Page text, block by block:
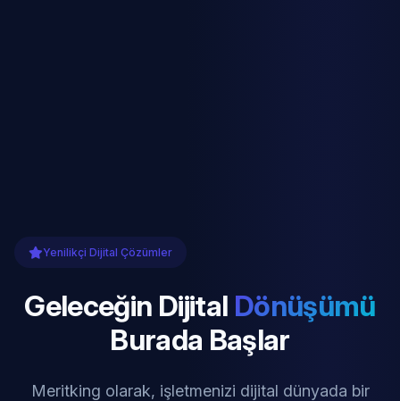
Yenilikçi Dijital Çözümler
Geleceğin Dijital Dönüşümü
Burada Başlar
Meritking olarak, işletmenizi dijital dünyada bir